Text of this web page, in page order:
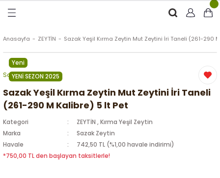
(Soğuk Sıkım)
Kolonyası
Anasayfa ZEYTİN Sazak Yeşil Kırma Zeytin Mut Zeytini İri Taneli (261-290
Yeni
YENİ SEZON 2025
Sazak Zeytin
Sazak Yeşil Kırma Zeytin Mut Zeytini İri Taneli
(261-290 M Kalibre) 5 lt Pet
Kategori ZEYTİN , Kırma Yeşil Zeytin
Marka
Sazak Zeytin
Havale
742,50 TL (%1,00 havale indirimi)
*750,00 TL den başlayan taksitlerle!